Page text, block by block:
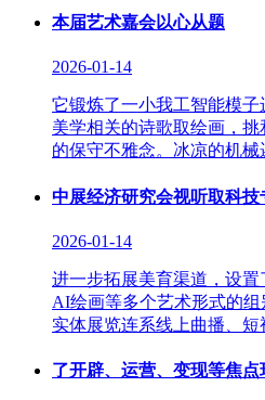
本届艺术嘉会以心从题
2026-01-14
它锻炼了一小我工智能模
美学相关的诗歌取绘画，
的保守不雅念。冰凉的机械
中展经济研究会视听取科技
2026-01-14
进一步拓展美育渠道，设置
AI绘画等多个艺术形式的
实体展览连系线上曲播、短
了开辟、运营、变现等焦